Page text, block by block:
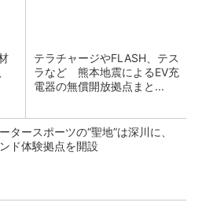
テラチャージやFLASH、テス
ラなど 熊本地震によるEV充
電器の無償開放拠点まと...
タースポーツの“聖地”は深川に、
ド体験拠点を開設